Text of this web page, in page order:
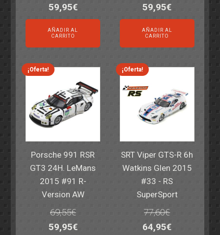
El
precio
original
era:
82,40€.
59,95€El
precio
es:
59,95€.
AÑADIR AL
CARRITO
El
precio
original
era:
82,40€.
59,95€El
precio
es:
59,95€.
AÑADIR AL
CARRITO
¡Oferta!
Porsche 991 RSR
GT3 24H. LeMans
2015 #91 R-
Version AW
69,55€
El
59,95€El
¡Oferta!
SRT Viper GTS-R 6h
Watkins Glen 2015
#33 - RS
SuperSport
77,60€
El
64,95€El